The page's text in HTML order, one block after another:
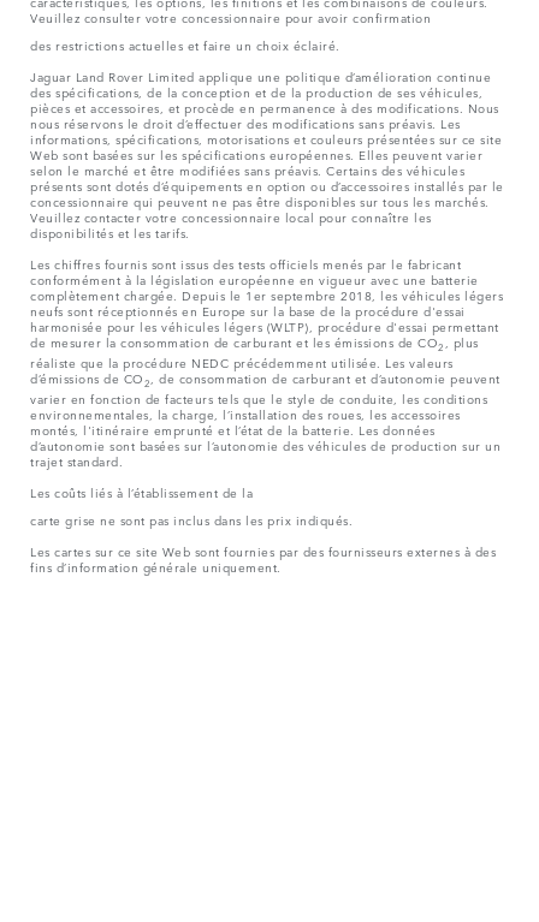
Veuillez consulter votre concessionnaire pour avoir confirmation
des restrictions actuelles et faire un choix éclairé.
Jaguar Land Rover Limited applique une politique d’amélioration continue
des spécifications, de la conception et de la production de ses véhicules,
pièces et accessoires, et procède en permanence à des modifications. Nous
nous réservons le droit d’effectuer des modifications sans préavis. Les
informations, spécifications, motorisations et couleurs présentées sur ce site
Web sont basées sur les spécifications européennes. Elles peuvent varier
selon le marché et être modifiées sans préavis. Certains des véhicules
présents sont dotés d’équipements en option ou d’accessoires installés par le
concessionnaire qui peuvent ne pas être disponibles sur tous les marchés.
Veuillez contacter votre concessionnaire local pour connaître les
disponibilités et les tarifs.
Les chiffres fournis sont issus des tests officiels menés par le fabricant
conformément à la législation européenne en vigueur avec une batterie
complètement chargée. Depuis le 1er septembre 2018, les véhicules légers
neufs sont réceptionnés en Europe sur la base de la procédure d'essai
harmonisée pour les véhicules légers (WLTP), procédure d'essai permettant
de mesurer la consommation de carburant et les émissions de CO2
, plus
réaliste que la procédure NEDC précédemment utilisée. Les valeurs
d’émissions de CO2
, de consommation de carburant et d’autonomie peuvent
varier en fonction de facteurs tels que le style de conduite, les conditions
environnementales, la charge, l’installation des roues, les accessoires
montés, l'itinéraire emprunté et l’état de la batterie. Les données
d’autonomie sont basées sur l’autonomie des véhicules de production sur un
trajet standard.
Les coûts liés à l’établissement de la
carte grise ne sont pas inclus dans les prix indiqués.
Les cartes sur ce site Web sont fournies par des fournisseurs externes à des
fins d’information générale uniquement.